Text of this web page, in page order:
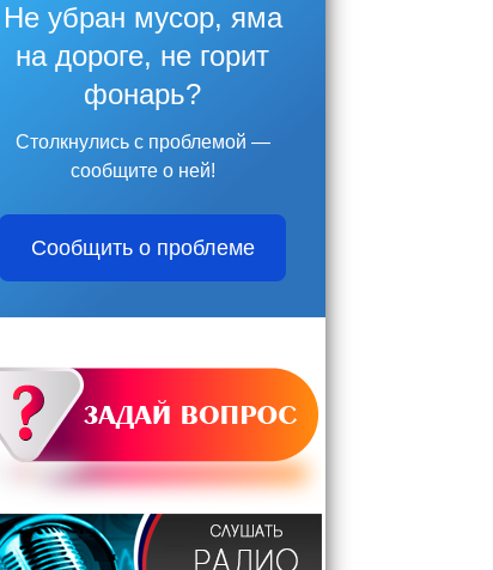
Не убран мусор, яма
на дороге, не горит
фонарь?
Столкнулись с проблемой —
сообщите о ней!
Сообщить о проблеме